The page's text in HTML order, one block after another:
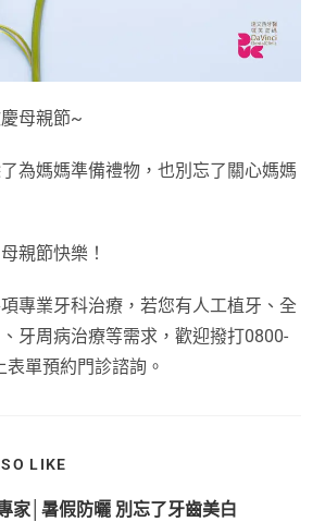
母親節~
為媽媽準備禮物，也別忘了關心媽媽
親節快樂！
專業牙科治療，若您有人工植牙、全
牙周病治療等需求，歡迎撥打0800-
單預約門診諮詢。
LIKE
家│暑假防曬 別忘了牙齒美白